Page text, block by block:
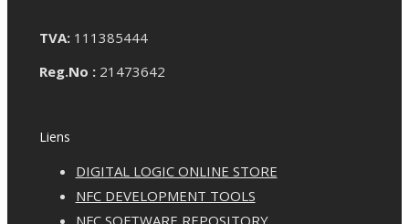
TVA:111385444
Reg.No :21473642
Liens
DIGITAL LOGIC ONLINE STORE
NFC DEVELOPMENT TOOLS